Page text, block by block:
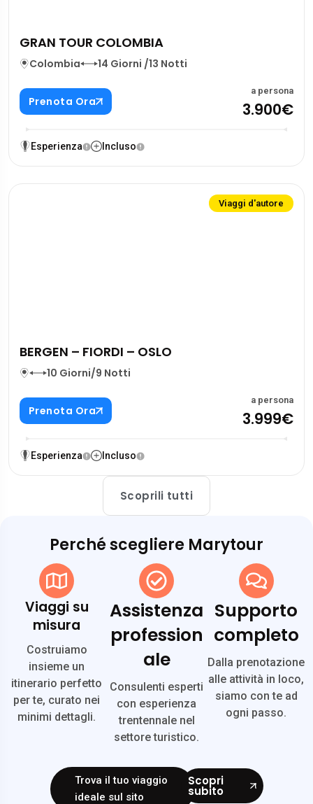
GRAN TOUR COLOMBIA
Colombia 14 Giorni /13 Notti
Prenota Ora
a persona
3.900€
Esperienza Incluso
Viaggi d'autore
BERGEN – FIORDI – OSLO
10 Giorni/9 Notti
Prenota Ora
a persona
3.999€
Esperienza Incluso
Scoprili tutti
Perché scegliere Marytour
Viaggi su
misura
Costruiamo
insieme un
itinerario perfetto
per te, curato nei
minimi dettagli.
Assistenza
profession
ale
Consulenti esperti
con esperienza
trentennale nel
settore turistico.
Supporto
completo
Dalla prenotazione
alle attività in loco,
siamo con te ad
ogni passo.
Trova il tuo viaggio
ideale sul sito
Scopri
subito